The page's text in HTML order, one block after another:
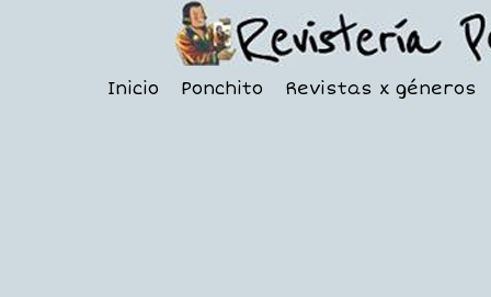
Inicio Ponchito Revistas x géneros